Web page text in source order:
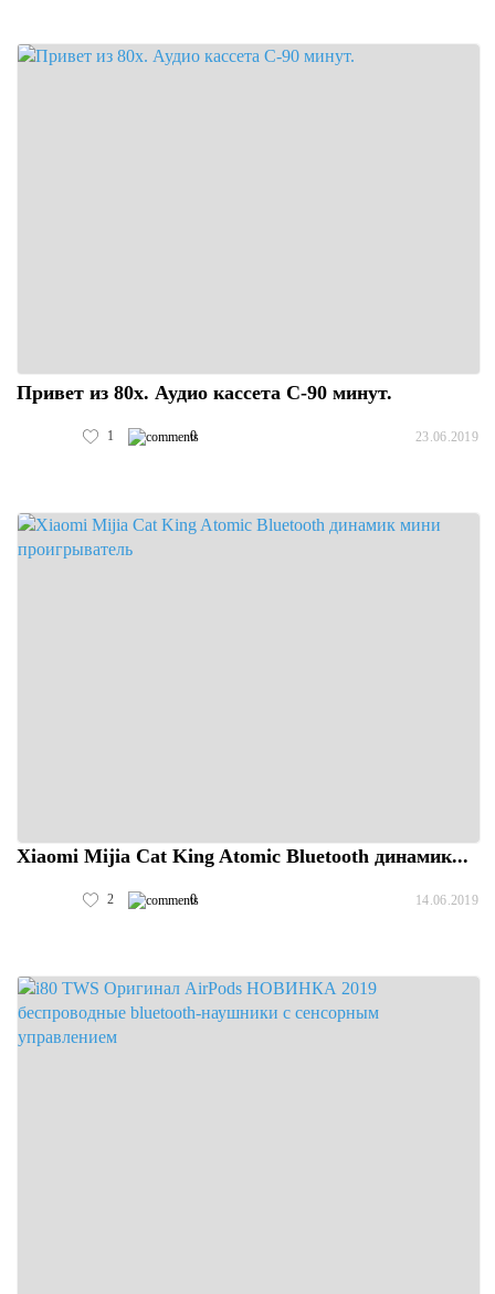
Привет из 80х. Аудио кассета С-90 минут.
1 0 23.06.2019
Xiaomi Mijia Cat King Atomic Bluetooth динамик...
2 0 14.06.2019